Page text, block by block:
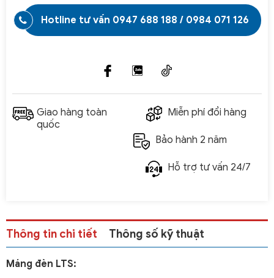
Hotline tư vấn 0947 688 188 / 0984 071 126
Giao hàng toàn
quốc
Miễn phí đổi hàng
Bảo hành 2 năm
Hỗ trợ tư vấn 24/7
Thông tin chi tiết Thông số kỹ thuật
Máng đèn LTS: